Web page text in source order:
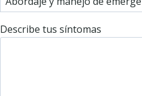
Describe tus síntomas